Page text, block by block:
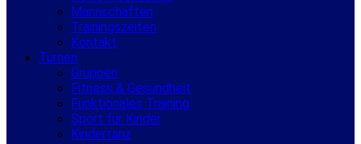
Mannschaften
Trainingszeiten
Kontakt
Turnen
Gruppen
Fitness & Gesundheit
Funktionales Training
Sport für Kinder
Kindertanz